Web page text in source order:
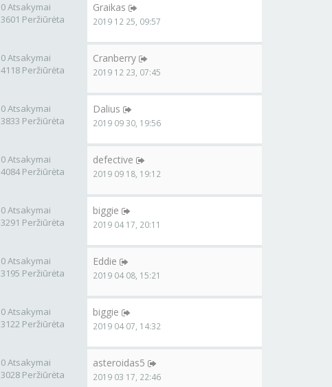
0 Atsakymai
3601 Peržiūrėta
Graikas
2019 12 25, 09:57
0 Atsakymai
4118 Peržiūrėta
Cranberry
2019 12 23, 07:45
0 Atsakymai
3833 Peržiūrėta
Dalius
2019 09 30, 19:56
0 Atsakymai
4084 Peržiūrėta
defective
2019 09 18, 19:12
0 Atsakymai
3291 Peržiūrėta
biggie
2019 04 17, 20:11
0 Atsakymai
3195 Peržiūrėta
Eddie
2019 04 08, 15:21
0 Atsakymai
3122 Peržiūrėta
biggie
2019 04 07, 14:32
0 Atsakymai
3028 Peržiūrėta
asteroidas5
2019 03 17, 22:46